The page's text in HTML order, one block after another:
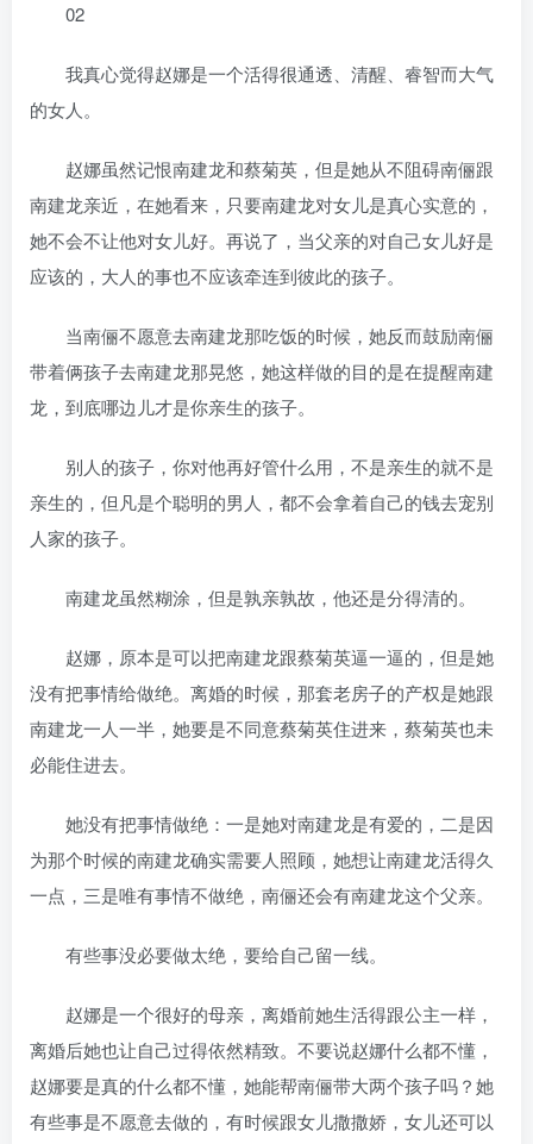
02
我真心觉得赵娜是一个活得很通透、清醒、睿智而大气
的女人。
赵娜虽然记恨南建龙和蔡菊英，但是她从不阻碍南俪跟
南建龙亲近，在她看来，只要南建龙对女儿是真心实意的，
她不会不让他对女儿好。再说了，当父亲的对自己女儿好是
应该的，大人的事也不应该牵连到彼此的孩子。
当南俪不愿意去南建龙那吃饭的时候，她反而鼓励南俪
带着俩孩子去南建龙那晃悠，她这样做的目的是在提醒南建
龙，到底哪边儿才是你亲生的孩子。
别人的孩子，你对他再好管什么用，不是亲生的就不是
亲生的，但凡是个聪明的男人，都不会拿着自己的钱去宠别
人家的孩子。
南建龙虽然糊涂，但是孰亲孰故，他还是分得清的。
赵娜，原本是可以把南建龙跟蔡菊英逼一逼的，但是她
没有把事情给做绝。离婚的时候，那套老房子的产权是她跟
南建龙一人一半，她要是不同意蔡菊英住进来，蔡菊英也未
必能住进去。
她没有把事情做绝：一是她对南建龙是有爱的，二是因
为那个时候的南建龙确实需要人照顾，她想让南建龙活得久
一点，三是唯有事情不做绝，南俪还会有南建龙这个父亲。
有些事没必要做太绝，要给自己留一线。
赵娜是一个很好的母亲，离婚前她生活得跟公主一样，
离婚后她也让自己过得依然精致。不要说赵娜什么都不懂，
赵娜要是真的什么都不懂，她能帮南俪带大两个孩子吗？她
有些事是不愿意去做的，有时候跟女儿撒撒娇，女儿还可以